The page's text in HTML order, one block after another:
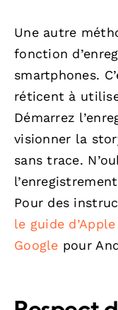
Une autre
fonction
smartphones.
réticent à
Démarrez
visionner la
sans trace.
Pour des
le guide d’Apple
Google pour